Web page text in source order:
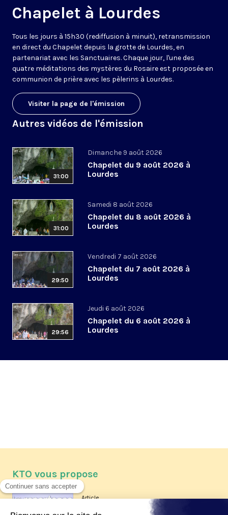
Chapelet à Lourdes
Tous les jours à 15h30 (rediffusion à minuit), retransmission
en direct du Chapelet depuis la grotte de Lourdes, en
partenariat avec les Sanctuaires. Chaque jour, l'une des
quatre méditations des mystères du Rosaire est proposée en
communion de prière avec les pèlerins à Lourdes.
Visiter la page de l'émission
Autres vidéos de l'émission
31:00
Dimanche 9 août 2026
Chapelet du 9 août 2026 à
Lourdes
31:00
Samedi 8 août 2026
Chapelet du 8 août 2026 à
Lourdes
29:50
Vendredi 7 août 2026
Chapelet du 7 août 2026 à
Lourdes
29:56
Jeudi 6 août 2026
Chapelet du 6 août 2026 à
Lourdes
KTO vous propose
Article
Les reportages d'été 2026 de KTO